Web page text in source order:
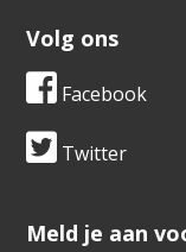
Volg ons
Facebook
Twitter
​​​​​​​Meld je aan